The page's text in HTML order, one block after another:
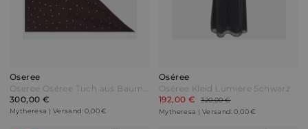
Oseree
Oseree Oséree Tuch aus Baumwolle und Seide Braun
300,00 €
Mytheresa | Versand: 0,00 €
Oséree
Oséree Kleid Lumière Schwarz
192,00 €
320,00 €
Mytheresa | Versand: 0,00 €